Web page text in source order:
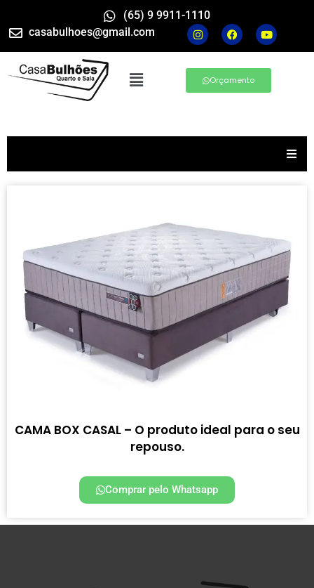
(65) 9 9911-1110
casabulhoes@gmail.com
Orçamento
CAMA BOX CASAL – O produto ideal para o seu
repouso.
Comprar pelo Whatsapp